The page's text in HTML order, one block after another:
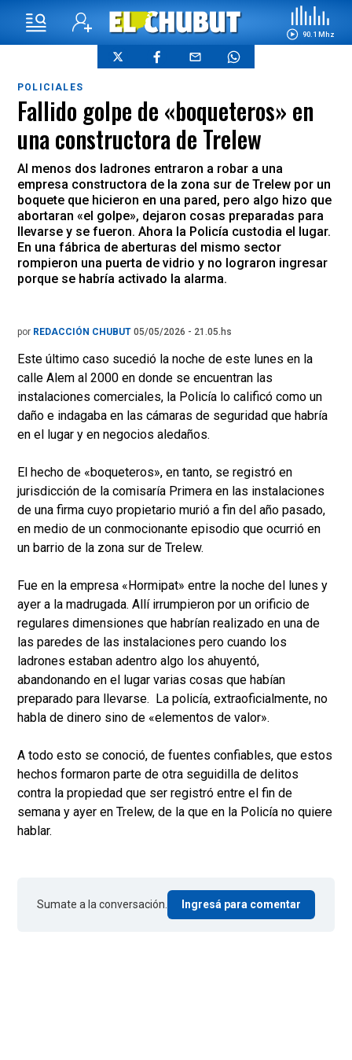
90.1 Mhz
POLICIALES
Fallido golpe de «boqueteros» en
una constructora de Trelew
Al menos dos ladrones entraron a robar a una
empresa constructora de la zona sur de Trelew por un
boquete que hicieron en una pared, pero algo hizo que
abortaran «el golpe», dejaron cosas preparadas para
llevarse y se fueron. Ahora la Policía custodia el lugar.
En una fábrica de aberturas del mismo sector
rompieron una puerta de vidrio y no lograron ingresar
porque se habría activado la alarma.
por REDACCIÓN CHUBUT 05/05/2026 - 21.05.hs
Este último caso sucedió la noche de este lunes en la
calle Alem al 2000 en donde se encuentran las
instalaciones comerciales, la Policía lo calificó como un
daño e indagaba en las cámaras de seguridad que habría
en el lugar y en negocios aledaños.
El hecho de «boqueteros», en tanto, se registró en
jurisdicción de la comisaría Primera en las instalaciones
de una firma cuyo propietario murió a fin del año pasado,
en medio de un conmocionante episodio que ocurrió en
un barrio de la zona sur de Trelew.
Fue en la empresa «Hormipat» entre la noche del lunes y
ayer a la madrugada. Allí irrumpieron por un orificio de
regulares dimensiones que habrían realizado en una de
las paredes de las instalaciones pero cuando los
ladrones estaban adentro algo los ahuyentó,
abandonando en el lugar varias cosas que habían
preparado para llevarse. La policía, extraoficialmente, no
habla de dinero sino de «elementos de valor».
A todo esto se conoció, de fuentes confiables, que estos
hechos formaron parte de otra seguidilla de delitos
contra la propiedad que ser registró entre el fin de
semana y ayer en Trelew, de la que en la Policía no quiere
hablar.
Sumate a la conversación. Ingresá para comentar